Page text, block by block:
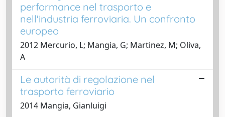
performance nel trasporto e
nell'industria ferroviaria. Un confronto
europeo
2012 Mercurio, L; Mangia, G; Martinez, M; Oliva,
A
Le autorità di regolazione nel
trasporto ferroviario
2014 Mangia, Gianluigi